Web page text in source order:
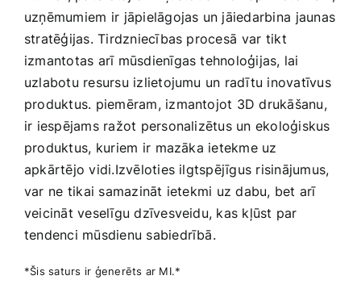
uzņēmumiem ⁤ir jāpielāgojas un jāiedarbina ⁢jaunas⁣
stratēģijas. Tirdzniecības ​procesā⁣ var ⁣tikt
‌izmantotas arī mūsdienīgas tehnoloģijas, lai
uzlabotu resursu izlietojumu un radītu inovatīvus
produktus. piemēram, izmantojot 3D drukāšanu,‍
ir iespējams ražot personalizētus un ekoloģiskus
‌produktus,⁤ kuriem ir ⁣mazāka ietekme uz
apkārtējo vidi.Izvēloties ilgtspējīgus risinājumus,
‍var ne⁤ tikai samazināt ietekmi uz dabu, bet arī‌
veicināt veselīgu dzīvesveidu, ‍kas kļūst par
‌tendenci mūsdienu sabiedrībā.
*Šis saturs ir ģenerēts ar MI.*